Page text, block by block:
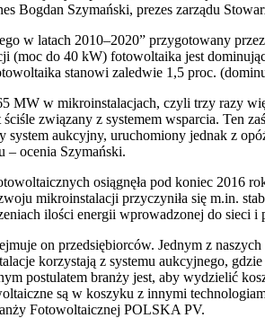
Bogdan Szymański, prezes zarządu
w latach 2010–2020” przygotowany
(moc do 40 kW) fotowoltaika jest
stanowi zaledwie 1,5 proc.
MW w mikroinstalacjach, czyli trzy razy
związany z systemem wsparcia. Ten
aukcyjny, uruchomiony jednak z
– ocenia Szymański.
osiągnęła pod koniec 2016
mikroinstalacji przyczyniła się m.in.
ilości energii wprowadzonej do sieci i
on przedsiębiorców. Jednym z
korzystają z systemu aukcyjnego,
postulatem branży jest, aby wydzielić
są w koszyku z innymi
Fotowoltaicznej POLSKA PV.